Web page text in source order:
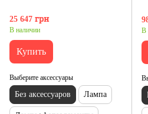
25 647 грн
В наличии
Купить
Выберите аксессуары
Без аксессуаров Лампа
В